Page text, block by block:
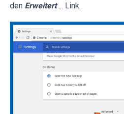
den Erweitert ... Link.